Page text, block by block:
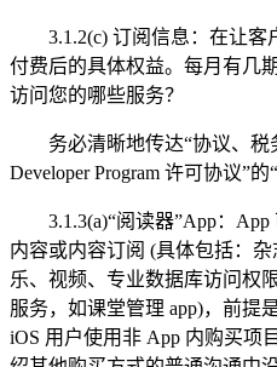
3.1.2(c) 订阅信息：在让
付费后的具体权益。每月有几
访问您的哪些服务？
务必清晰地传达“协议、税
Developer Program 许可协议”
3.1.3(a)“阅读器”App：
内容或内容订阅 (具体包括：
乐、视频、专业数据库访问权
服务，如课堂管理 app)，前提
iOS 用户使用非 App 内购买项